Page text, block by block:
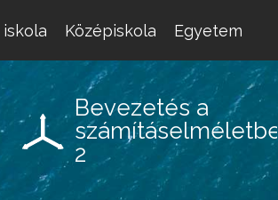
Középiskola Egyetem
Bevezetés a
számításelméletbe
2